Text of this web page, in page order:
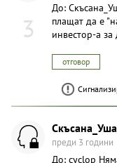
3
До:
плащат да е
инвестор-а
отговор
преди 3 години
До: cyclop